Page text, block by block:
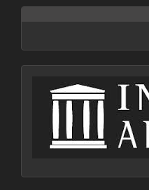
archive